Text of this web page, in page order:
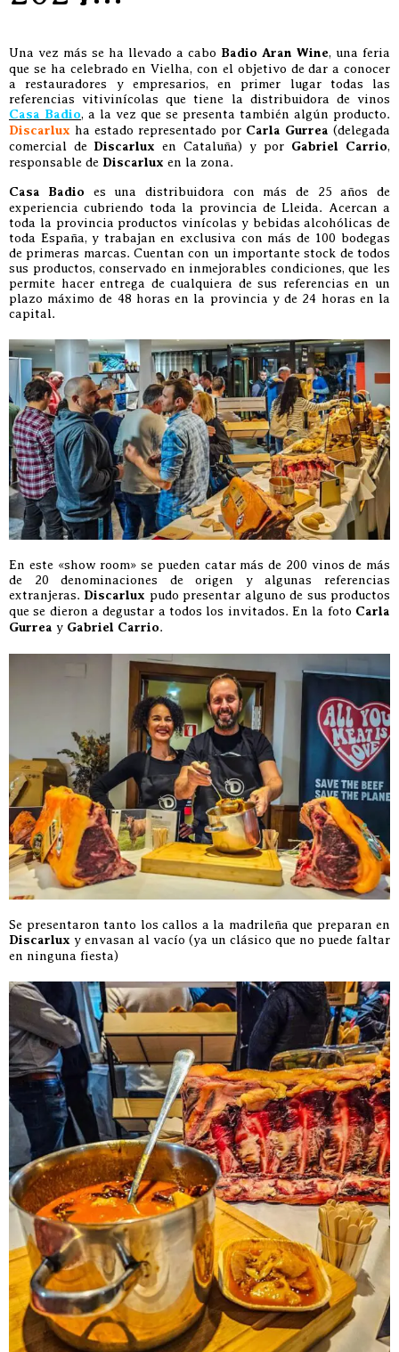
Una vez más se ha llevado a cabo Badio Aran Wine, una feria
que se ha celebrado en Vielha, con el objetivo de dar a conocer
a restauradores y empresarios, en primer lugar todas las
referencias vitivinícolas que tiene la distribuidora de vinos
Casa Badio, a la vez que se presenta también algún producto.
Discarlux ha estado representado por Carla Gurrea (delegada
comercial de Discarlux en Cataluña) y por Gabriel Carrio,
responsable de Discarlux en la zona.
Casa Badio es una distribuidora con más de 25 años de
experiencia cubriendo toda la provincia de Lleida. Acercan a
toda la provincia productos vinícolas y bebidas alcohólicas de
toda España, y trabajan en exclusiva con más de 100 bodegas
de primeras marcas. Cuentan con un importante stock de todos
sus productos, conservado en inmejorables condiciones, que les
permite hacer entrega de cualquiera de sus referencias en un
plazo máximo de 48 horas en la provincia y de 24 horas en la
capital.
En este «show room» se pueden catar más de 200 vinos de más
de 20 denominaciones de origen y algunas referencias
extranjeras. Discarlux pudo presentar alguno de sus productos
que se dieron a degustar a todos los invitados. En la foto Carla
Gurrea y Gabriel Carrio.
Se presentaron tanto los callos a la madrileña que preparan en
Discarlux y envasan al vacío (ya un clásico que no puede faltar
en ninguna fiesta)